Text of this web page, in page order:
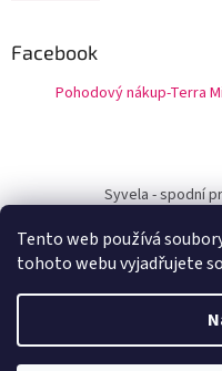
Tento web používá
tohoto webu vyjadřujete
Facebook
Pohodový nákup-Terra
Syvela - spodní